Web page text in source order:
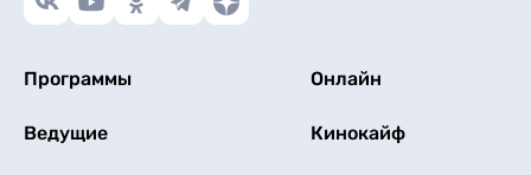
Программы Онлайн
Ведущие Кинокайф